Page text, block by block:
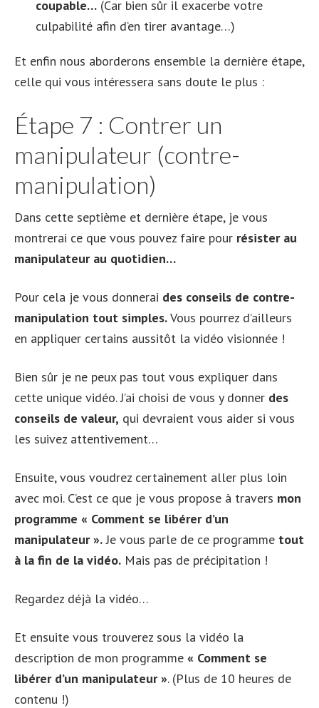
coupable… (Car bien sûr il exacerbe votre
culpabilité afin d’en tirer avantage…)
Et enfin nous aborderons ensemble la dernière étape,
celle qui vous intéressera sans doute le plus :
Étape 7 : Contrer un
manipulateur (contre-
manipulation)
Dans cette septième et dernière étape, je vous
montrerai ce que vous pouvez faire pour résister au
manipulateur au quotidien…
Pour cela je vous donnerai des conseils de contre-
manipulation tout simples.Vous pourrez d’ailleurs
en appliquer certains aussitôt la vidéo visionnée !
Bien sûr je ne peux pas tout vous expliquer dans
cette unique vidéo. J’ai choisi de vous y donner des
conseils de valeur, qui devraient vous aider si vous
les suivez attentivement…
Ensuite, vous voudrez certainement aller plus loin
avec moi. C’est ce que je vous propose à travers mon
programme « Comment se libérer d’un
manipulateur ».Je vous parle de ce programme tout
à la fin de la vidéo. Mais pas de précipitation !
Regardez déjà la vidéo…
Et ensuite vous trouverez sous la vidéo la
description de mon programme « Comment se
libérer d’un manipulateur ». (Plus de 10 heures de
contenu !)